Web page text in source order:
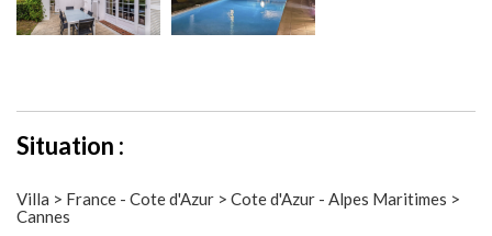
Situation :
Villa > France - Cote d'Azur > Cote d'Azur - Alpes Maritimes >
Cannes